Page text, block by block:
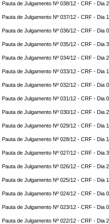
Pauta de Julgamento Nº 038/12 - CRF - Dia
Pauta de Julgamento Nº 037/12 - CRF - Dia
Pauta de Julgamento Nº 036/12 - CRF - Dia
Pauta de Julgamento Nº 035/12 - CRF - Dia
Pauta de Julgamento Nº 034/12 - CRF - Dia
Pauta de Julgamento Nº 033/12 - CRF - Dia
Pauta de Julgamento Nº 032/12 - CRF - Dia
Pauta de Julgamento Nº 031/12 - CRF - Dia
Pauta de Julgamento Nº 030/12 - CRF - Dia
Pauta de Julgamento Nº 029/12 - CRF - Dia
Pauta de Julgamento Nº 028/12 - CRF - Dia
Pauta de Julgamento Nº 027/12 - CRF - Dia
Pauta de Julgamento Nº 026/12 - CRF - Dia
Pauta de Julgamento Nº 025/12 - CRF - Dia
Pauta de Julgamento Nº 024/12 - CRF - Dia
Pauta de Julgamento Nº 023/12 - CRF - Dia
Pauta de Julgamento Nº 022/12 - CRF - Dia